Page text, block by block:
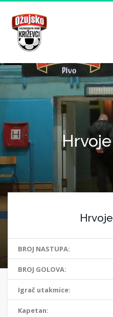
BROJ NASTUPA:
BROJ GOLOVA:
Igrač utakmice:
Kapetan: